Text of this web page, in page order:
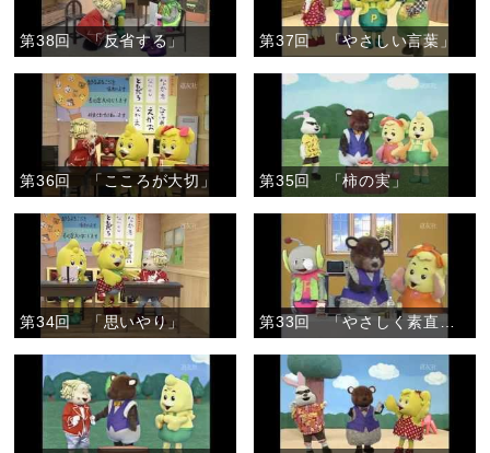
第38回 「反省する」 第37回 「やさしい言葉」
第36回 「こころが大切」 第35回 「柿の実」
第34回 「思いやり」